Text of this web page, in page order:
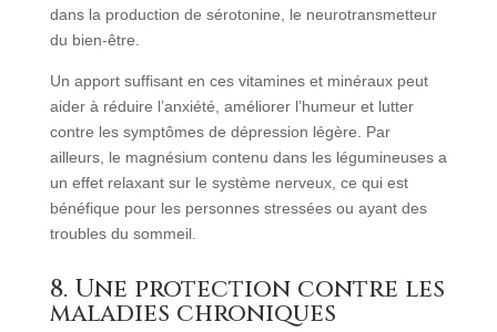
dans la production de sérotonine, le neurotransmetteur
du bien-être.
Un apport suffisant en ces vitamines et minéraux peut
aider à réduire l’anxiété, améliorer l’humeur et lutter
contre les symptômes de dépression légère. Par
ailleurs, le magnésium contenu dans les légumineuses a
un effet relaxant sur le système nerveux, ce qui est
bénéfique pour les personnes stressées ou ayant des
troubles du sommeil.
8. Une protection contre les
maladies chroniques